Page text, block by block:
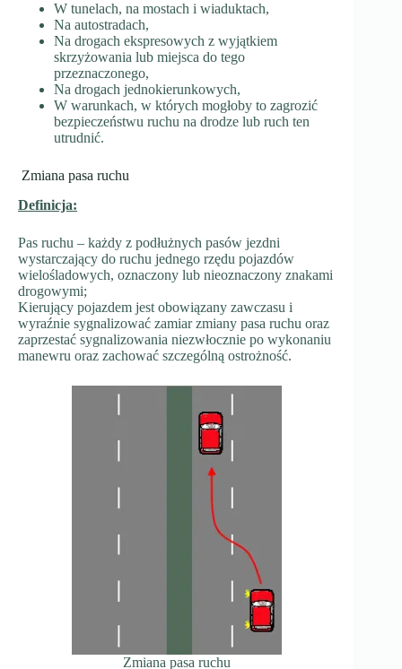
W tunelach, na mostach i wiaduktach,
Na autostradach,
Na drogach ekspresowych z wyjątkiem
skrzyżowania lub miejsca do tego
przeznaczonego,
Na drogach jednokierunkowych,
W warunkach, w których mogłoby to zagrozić
bezpieczeństwu ruchu na drodze lub ruch ten
utrudnić.
Zmiana pasa ruchu
Definicja:
Pas ruchu – każdy z podłużnych pasów jezdni
wystarczający do ruchu jednego rzędu pojazdów
wielośladowych, oznaczony lub nieoznaczony znakami
drogowymi;
Kierujący pojazdem jest obowiązany zawczasu i
wyraźnie sygnalizować zamiar zmiany pasa ruchu oraz
zaprzestać sygnalizowania niezwłocznie po wykonaniu
manewru oraz zachować szczególną ostrożność.
Zmiana pasa ruchu